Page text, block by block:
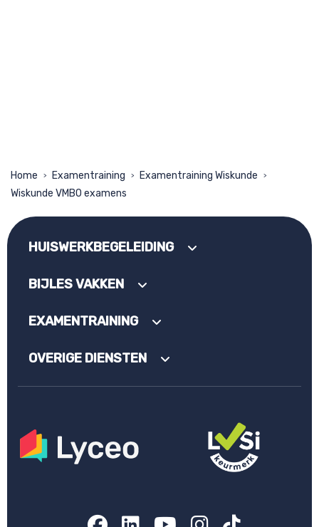
Home > Examentraining > Examentraining Wiskunde >
Wiskunde VMBO examens
HUISWERKBEGELEIDING
BIJLES VAKKEN
EXAMENTRAINING
OVERIGE DIENSTEN